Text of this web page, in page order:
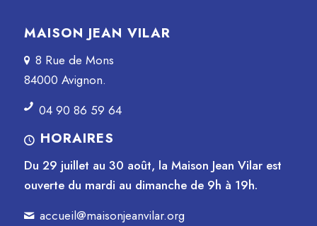
MAISON JEAN VILAR
8 Rue de Mons
84000 Avignon.
04 90 86 59 64
HORAIRES
Du 29 juillet au 30 août, la Maison Jean Vilar est
ouverte du mardi au dimanche de 9h à 19h.
accueil@maisonjeanvilar.org